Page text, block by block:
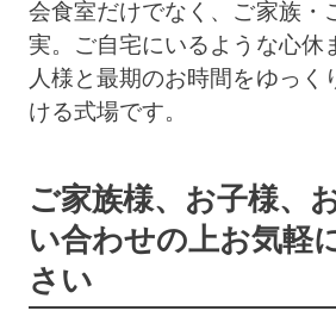
会食室だけでなく、ご家族・
実。ご自宅にいるような心休
人様と最期のお時間をゆっく
ける式場です。
ご家族様、お子様、
い合わせの上お気軽
さい